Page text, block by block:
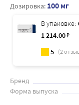
Дозировка: 100 мг
В упаковке:
1 214.00₽
5 (2
Бренд
Форма выпуска